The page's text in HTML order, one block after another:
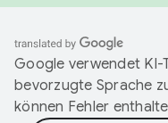
Google verwendet KI-
bevorzugte Sprache
können Fehler